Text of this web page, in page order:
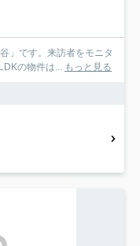
」です。来訪者をモニタ
の物件は...
もっと見る